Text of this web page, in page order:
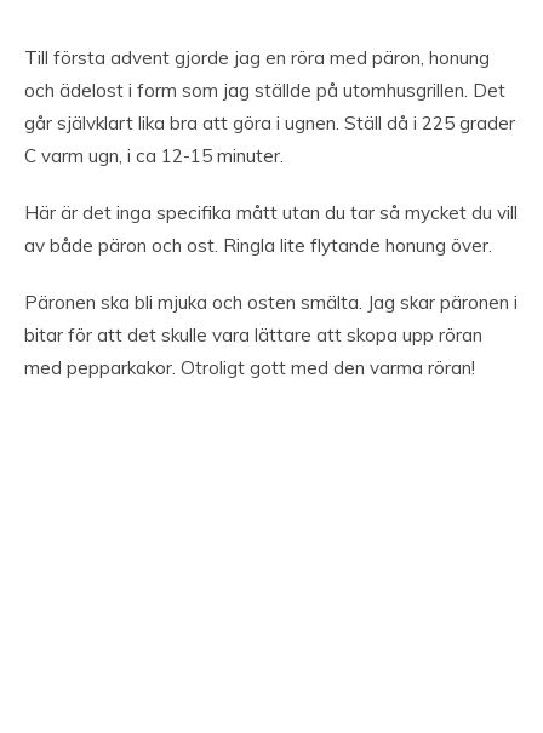
Till första advent gjorde jag en röra med päron, honung
och ädelost i form som jag ställde på utomhusgrillen. Det
går självklart lika bra att göra i ugnen. Ställ då i 225 grader
C varm ugn, i ca 12-15 minuter.
Här är det inga specifika mått utan du tar så mycket du vill
av både päron och ost. Ringla lite flytande honung över.
Päronen ska bli mjuka och osten smälta. Jag skar päronen i
bitar för att det skulle vara lättare att skopa upp röran
med pepparkakor. Otroligt gott med den varma röran!